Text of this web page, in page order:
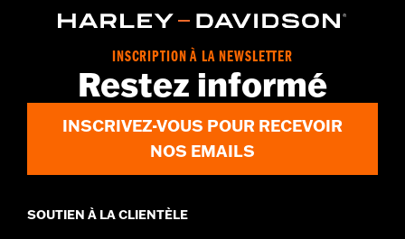
Position On Bike: Rear
set screws and Allen® wrench
WARRANTY:1 year limited warranty – Go towww.h-
d.com/warrantyfor full details
INSCRIPTION À LA NEWSLETTER
Restez informé
INSCRIVEZ-VOUS POUR RECEVOIR
NOS EMAILS
SOUTIEN À LA CLIENTÈLE